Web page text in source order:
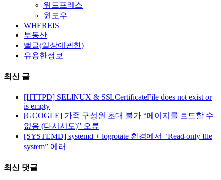
워드프레스
윈도우
WHEREIS
부동산
뻘글(일상에관한)
유용한정보
최신 글
[HTTPD] SELINUX & SSLCertificateFile does not exist or
is empty
[GOOGLE] 가족 구성원 초대 불가 “페이지를 로드할 수
없음 (다시시도)” 오류
[SYSTEMD] systemd + logrotate 환경에서 “Read-only file
system” 에러
최신 댓글